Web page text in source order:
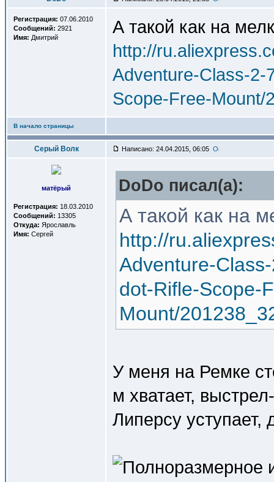
Регистрация: 07.06.2010
Сообщений: 2921
Имя: Дмитрий
А такой как на
http://
Adventure-Class-2-
Scope-Free-Mount/
В начало страницы
Серый Волк Написано: 24.04.2015, 06:05
матёрый
Регистрация: 18.03.2010
Сообщений: 13305
Откуда: Ярославль
Имя: Сергей
DoDo писал(a):
А такой как на
http://
Adventure-
dot-Rifle-Scope-
Mount/
У меня на Ремке
м хватает,
Липерсу